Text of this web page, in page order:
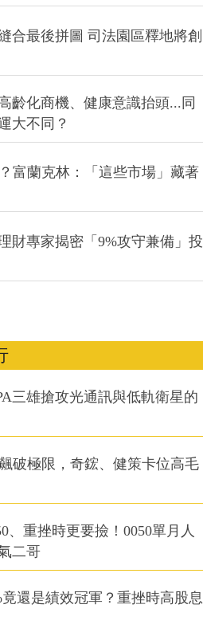
合最後拼圖 司法園區釋地將創
齡化商機、健康意識抬頭...同
大不同？
富蘭克林：「這些市場」藏著
財專家揭密「9%攻守兼備」投
三雄搶攻光通訊與低軌衛星的
破極限，奇鋐、健策卡位高毛
、重挫時更要撿！0050單月人
二哥
還是績效冠軍？重挫時高股息